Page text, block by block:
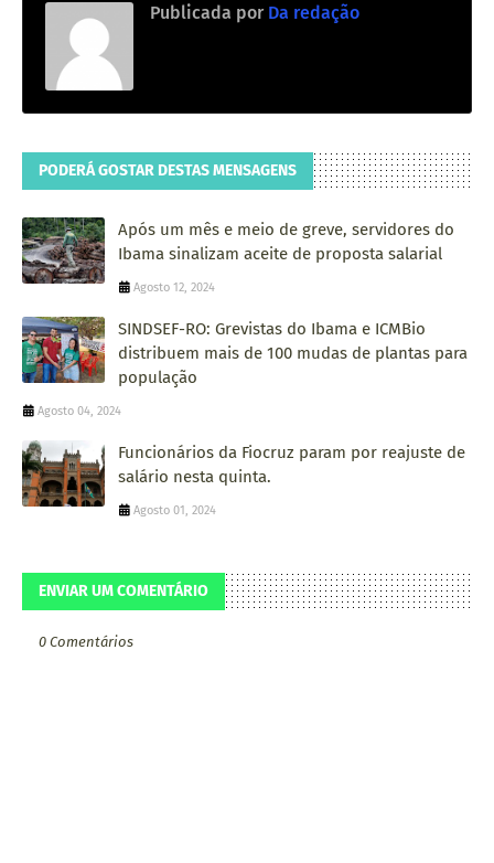
Publicada por Da redação
PODERÁ GOSTAR DESTAS MENSAGENS
Após um mês e meio de greve, servidores do
Ibama sinalizam aceite de proposta salarial
Agosto 12, 2024
SINDSEF-RO: Grevistas do Ibama e ICMBio
distribuem mais de 100 mudas de plantas para
população
Agosto 04, 2024
Funcionários da Fiocruz param por reajuste de
salário nesta quinta.
Agosto 01, 2024
ENVIAR UM COMENTÁRIO
0 Comentários